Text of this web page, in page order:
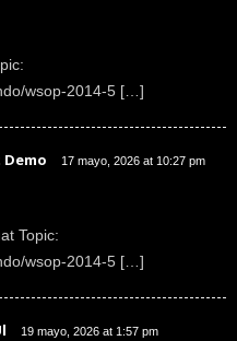
wsop-2014-5 […]
Demo 17 mayo, 2026 at 10:27 pm
Topic:
wsop-2014-5 […]
19 mayo, 2026 at 1:57 pm